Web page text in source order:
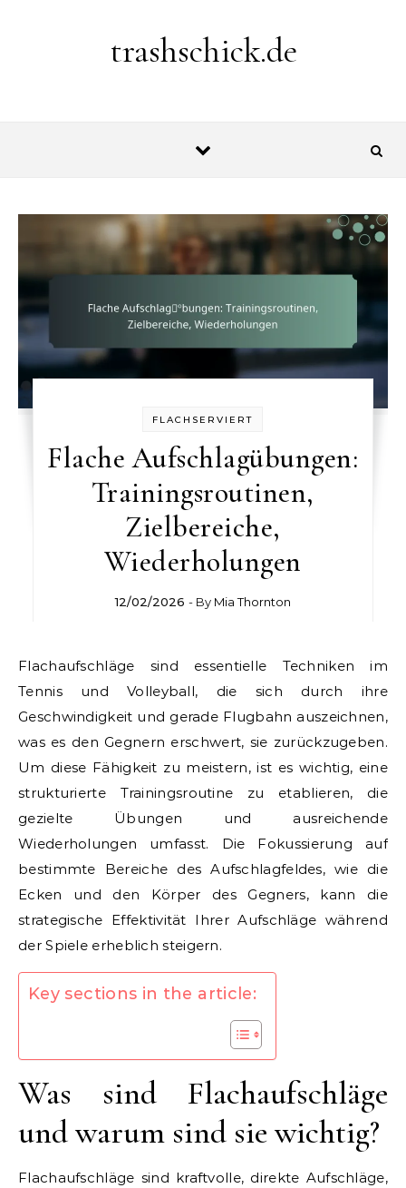
trashschick.de
FLACHSERVIERT
Flache Aufschlagübungen:
Trainingsroutinen,
Zielbereiche,
Wiederholungen
12/02/2026 - By Mia Thornton
Flachaufschläge sind essentielle Techniken im
Tennis und Volleyball, die sich durch ihre
Geschwindigkeit und gerade Flugbahn auszeichnen,
was es den Gegnern erschwert, sie zurückzugeben.
Um diese Fähigkeit zu meistern, ist es wichtig, eine
strukturierte Trainingsroutine zu etablieren, die
gezielte Übungen und ausreichende
Wiederholungen umfasst. Die Fokussierung auf
bestimmte Bereiche des Aufschlagfeldes, wie die
Ecken und den Körper des Gegners, kann die
strategische Effektivität Ihrer Aufschläge während
der Spiele erheblich steigern.
Key sections in the article:
Was sind Flachaufschläge
und warum sind sie wichtig?
Flachaufschläge sind kraftvolle, direkte Aufschläge,